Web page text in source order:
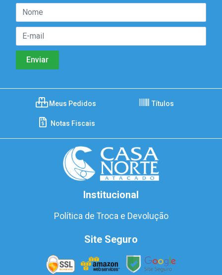
Meus Pedidos Títulos
Notas Fiscais
Institucional
Política de Troca e Devolução
Site Seguro